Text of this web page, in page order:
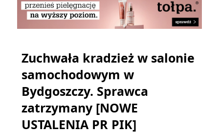
Zuchwała kradzież w salonie
samochodowym w
Bydgoszczy. Sprawca
zatrzymany [NOWE
USTALENIA PR PIK]